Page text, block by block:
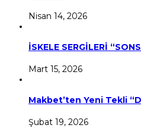
Nisan 14, 2026
İSKELE SERGİLERİ
Mart 15, 2026
Makbet’ten Yeni Tekli
Şubat 19, 2026